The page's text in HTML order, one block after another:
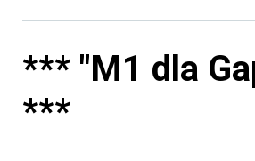
*** "M1 dla
***